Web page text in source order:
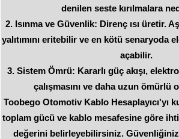
denilen seste kırılmalara
Isınma ve Güvenlik: Direnç ısı üretir.
yalıtımını eritebilir ve en kötü senaryoda
açabilir.
Sistem Ömrü: Kararlı güç akışı,
çalışmasını ve daha uzun ömürlü
Toobego Otomotiv Kablo Hesaplayıcı'yı
toplam gücü ve kablo mesafesine göre
değerini belirleyebilirsiniz. Güvenliğinizi